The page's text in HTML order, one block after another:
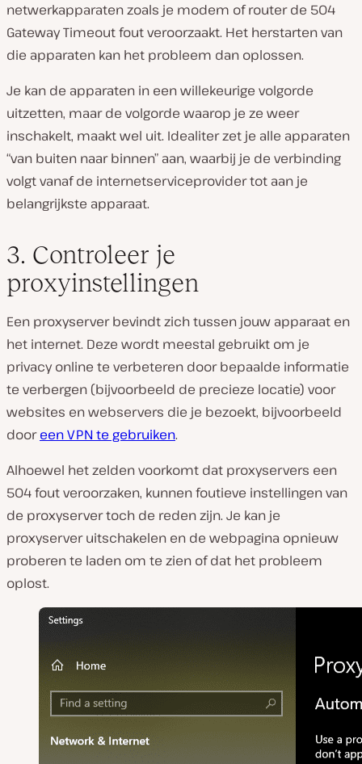
netwerkapparaten zoals je modem of router de 504
Gateway Timeout fout veroorzaakt. Het herstarten van
die apparaten kan het probleem dan oplossen.
Je kan de apparaten in een willekeurige volgorde
uitzetten, maar de volgorde waarop je ze weer
inschakelt, maakt wel uit. Idealiter zet je alle apparaten
“van buiten naar binnen” aan, waarbij je de verbinding
volgt vanaf de internetserviceprovider tot aan je
belangrijkste apparaat.
3. Controleer je
proxyinstellingen
Een proxyserver bevindt zich tussen jouw apparaat en
het internet. Deze wordt meestal gebruikt om je
privacy online te verbeteren door bepaalde informatie
te verbergen (bijvoorbeeld de precieze locatie) voor
websites en webservers die je bezoekt, bijvoorbeeld
dooreen VPN te gebruiken.
Alhoewel het zelden voorkomt dat proxyservers een
504 fout veroorzaken, kunnen foutieve instellingen van
de proxyserver toch de reden zijn. Je kan je
proxyserver uitschakelen en de webpagina opnieuw
proberen te laden om te zien of dat het probleem
oplost.